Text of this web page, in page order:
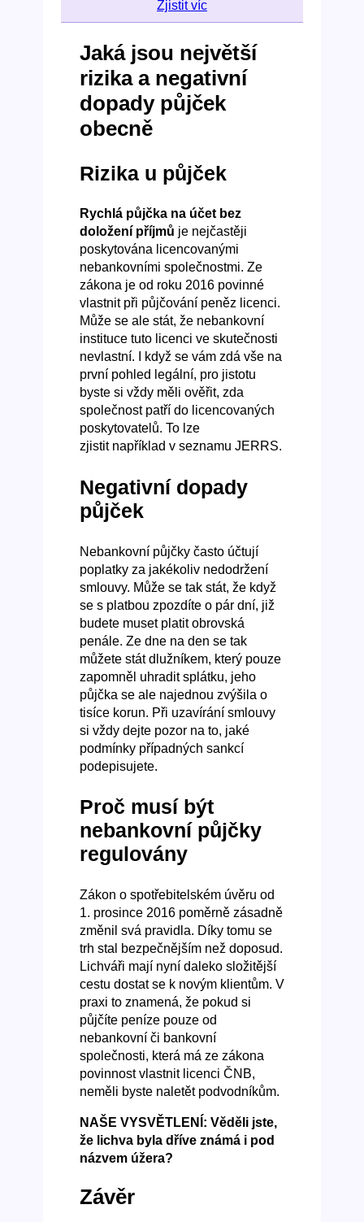
Zjistit víc
Jaká jsou největší
rizika a negativní
dopady půjček
obecně
Rizika u půjček
Rychlá půjčka na účet bez
doložení příjmů je nejčastěji
poskytována licencovanými
nebankovními společnostmi. Ze
zákona je od roku 2016 povinné
vlastnit při půjčování peněz licenci.
Může se ale stát, že nebankovní
instituce tuto licenci ve skutečnosti
nevlastní. I když se vám zdá vše na
první pohled legální, pro jistotu
byste si vždy měli ověřit, zda
společnost patří do licencovaných
poskytovatelů. To lze
zjistit například v seznamu JERRS.
Negativní dopady
půjček
Nebankovní půjčky často účtují
poplatky za jakékoliv nedodržení
smlouvy. Může se tak stát, že když
se s platbou zpozdíte o pár dní, již
budete muset platit obrovská
penále. Ze dne na den se tak
můžete stát dlužníkem, který pouze
zapomněl uhradit splátku, jeho
půjčka se ale najednou zvýšila o
tisíce korun. Při uzavírání smlouvy
si vždy dejte pozor na to, jaké
podmínky případných sankcí
podepisujete.
Proč musí být
nebankovní půjčky
regulovány
Zákon o spotřebitelském úvěru od
1. prosince 2016 poměrně zásadně
změnil svá pravidla. Díky tomu se
trh stal bezpečnějším než doposud.
Lichváři mají nyní daleko složitější
cestu dostat se k novým klientům. V
praxi to znamená, že pokud si
půjčíte peníze pouze od
nebankovní či bankovní
společnosti, která má ze zákona
povinnost vlastnit licenci ČNB,
neměli byste naletět podvodníkům.
NAŠE VYSVĚTLENÍ: Věděli jste,
že lichva byla dříve známá i pod
názvem úžera?
Závěr